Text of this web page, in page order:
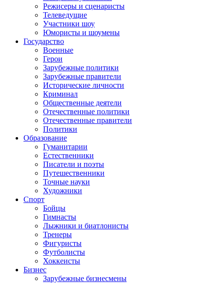
Режисеры и сценаристы
Телеведущие
Участники шоу
Юмористы и шоумены
Государство
Военные
Герои
Зарубежные политики
Зарубежные правители
Исторические личности
Криминал
Общественные деятели
Отечественные политики
Отечественные правители
Политики
Образование
Гуманитарии
Естественники
Писатели и поэты
Путешественники
Точные науки
Художники
Спорт
Бойцы
Гимнасты
Лыжники и биатлонисты
Тренеры
Фигуристы
Футболисты
Хоккеисты
Бизнес
Зарубежные бизнесмены